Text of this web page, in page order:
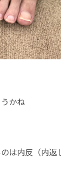
かね
は内反（内返